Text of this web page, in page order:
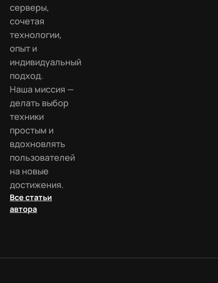
серверы,
сочетая
технологии,
опыт и
индивидуальный
подход.
Наша миссия —
делать выбор
техники
простым и
вдохновлять
пользователей
на новые
достижения.
Все статьи
автора